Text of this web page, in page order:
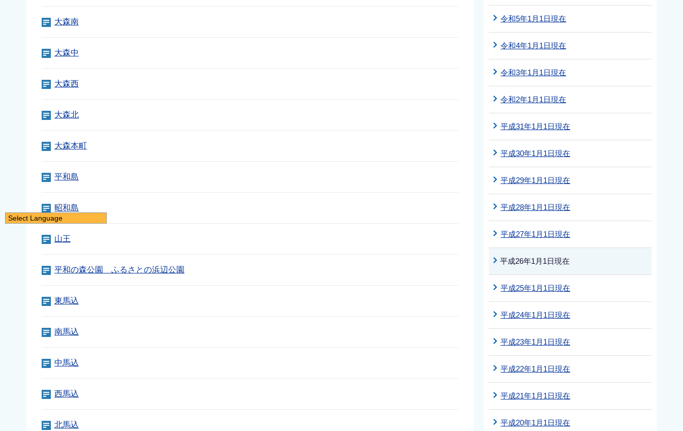
大森南
大森中
大森西
大森北
大森本町
平和島
昭和島
山王
平和の森公園 ふるさとの浜辺公園
東馬込
南馬込
中馬込
西馬込
北馬込
令和5年1月1日現在
令和4年1月1日現在
令和3年1月1日現在
令和2年1月1日現在
平成31年1月1日現在
平成30年1月1日現在
平成29年1月1日現在
平成28年1月1日現在
平成27年1月1日現在
平成26年1月1日現在
平成25年1月1日現在
平成24年1月1日現在
平成23年1月1日現在
平成22年1月1日現在
平成21年1月1日現在
平成20年1月1日現在
Select Language